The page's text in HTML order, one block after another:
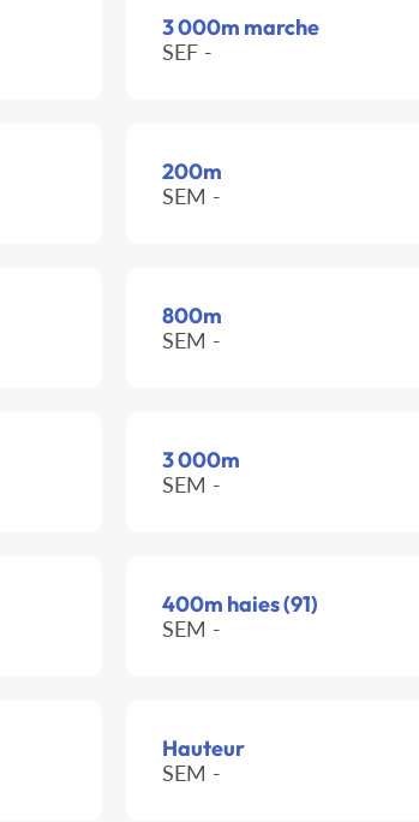
3 000m marche
SEF -
200m
SEM -
800m
SEM -
3 000m
SEM -
400m haies (91)
SEM -
Hauteur
SEM -